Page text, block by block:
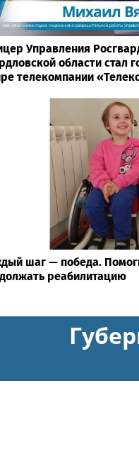
Управления
области стал
телекомпании
шаг — победа.
реабилитацию